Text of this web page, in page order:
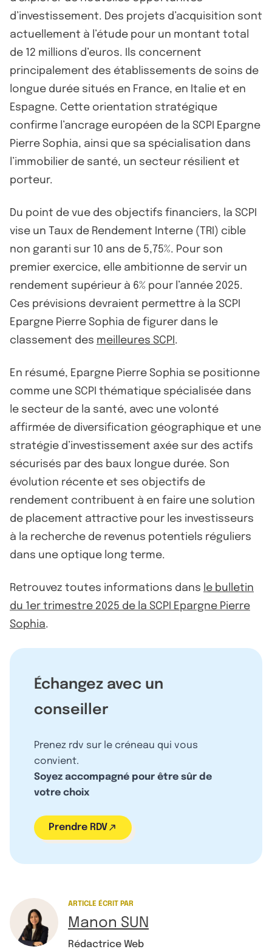
d’investissement. Des projets d’acquisition sont
actuellement à l’étude pour un montant total
de 12 millions d’euros. Ils concernent
principalement des établissements de soins de
longue durée situés en France, en Italie et en
Espagne. Cette orientation stratégique
confirme l’ancrage européen de la SCPI Epargne
Pierre Sophia, ainsi que sa spécialisation dans
l’immobilier de santé, un secteur résilient et
porteur.
Du point de vue des objectifs financiers, la SCPI
vise un Taux de Rendement Interne (TRI) cible
non garanti sur 10 ans de 5,75%. Pour son
premier exercice, elle ambitionne de servir un
rendement supérieur à 6% pour l’année 2025.
Ces prévisions devraient permettre à la SCPI
Epargne Pierre Sophia de figurer dans le
classement des meilleures SCPI .
En résumé, Epargne Pierre Sophia se positionne
comme une SCPI thématique spécialisée dans
le secteur de la santé, avec une volonté
affirmée de diversification géographique et une
stratégie d’investissement axée sur des actifs
sécurisés par des baux longue durée. Son
évolution récente et ses objectifs de
rendement contribuent à en faire une solution
de placement attractive pour les investisseurs
à la recherche de revenus potentiels réguliers
dans une optique long terme.
Retrouvez toutes informations dans le bulletin
du 1er trimestre 2025 de la SCPI Epargne Pierre
Sophia.
Échangez avec un
conseiller
Prenez rdv sur le créneau qui vous
convient.
Soyez accompagné pour être sûr de
votre choix
Prendre RDV
ARTICLE ÉCRIT PAR
Manon SUN
Rédactrice Web